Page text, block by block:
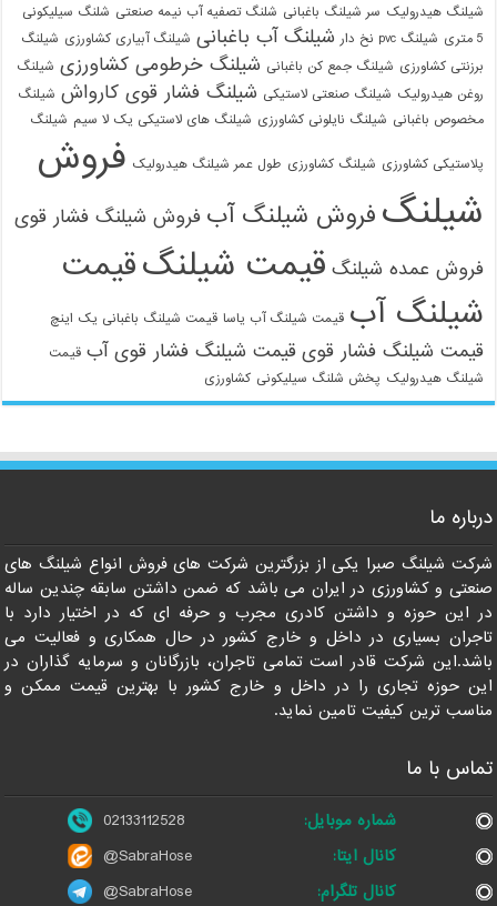
شیلنگ هیدرولیک سر شیلنگ باغبانی شلنگ تصفیه آب نیمه صنعتی شلنگ سیلیکونی
5 متری
شیلنگ pvc نخ دار شیلنگ آب باغبانی شیلنگ آبیاری کشاورزی شیلنگ
برزنتی کشاورزی شیلنگ جمع کن باغبانی شیلنگ خرطومی کشاورزی شیلنگ
روغن هیدرولیک شیلنگ صنعتی لاستیکی شیلنگ فشار قوی کارواش شیلنگ
مخصوص باغبانی شیلنگ نایلونی کشاورزی شیلنگ های لاستیکی یک لا سیم شیلنگ
پلاستیکی کشاورزی شیلنگ کشاورزی طول عمر شیلنگ هیدرولیک فروش
شیلنگ فروش شیلنگ آب فروش شیلنگ فشار قوی
فروش عمده شیلنگ قیمت شیلنگقیمت
شیلنگ آب قیمت شیلنگ آب یاسا قیمت شیلنگ باغبانی یک اینچ
قیمت شیلنگ فشار قوی قیمت شیلنگ فشار قوی آب قیمت
شیلنگ هیدرولیک پخش شلنگ سیلیکونی کشاورزی
درباره ما
شرکت شیلنگ صبرا یکی از بزرگترین شرکت های فروش انواع شیلنگ های
صنعتی و کشاورزی در ایران می باشد که ضمن داشتن سابقه چندین ساله
در این حوزه و داشتن کادری مجرب و حرفه ای که در اختیار دارد با
تاجران بسیاری در داخل و خارج کشور در حال همکاری و فعالیت می
باشد.این شرکت قادر است تمامی تاجران، بازرگانان و سرمایه گذاران در
این حوزه تجاری را در داخل و خارج کشور با بهترین قیمت ممکن و
مناسب ترین کیفیت تامین نماید.
تماس با ما
شماره موبایل:
02133112528
کانال ایتا:
@SabraHose
کانال تلگرام:
@SabraHose